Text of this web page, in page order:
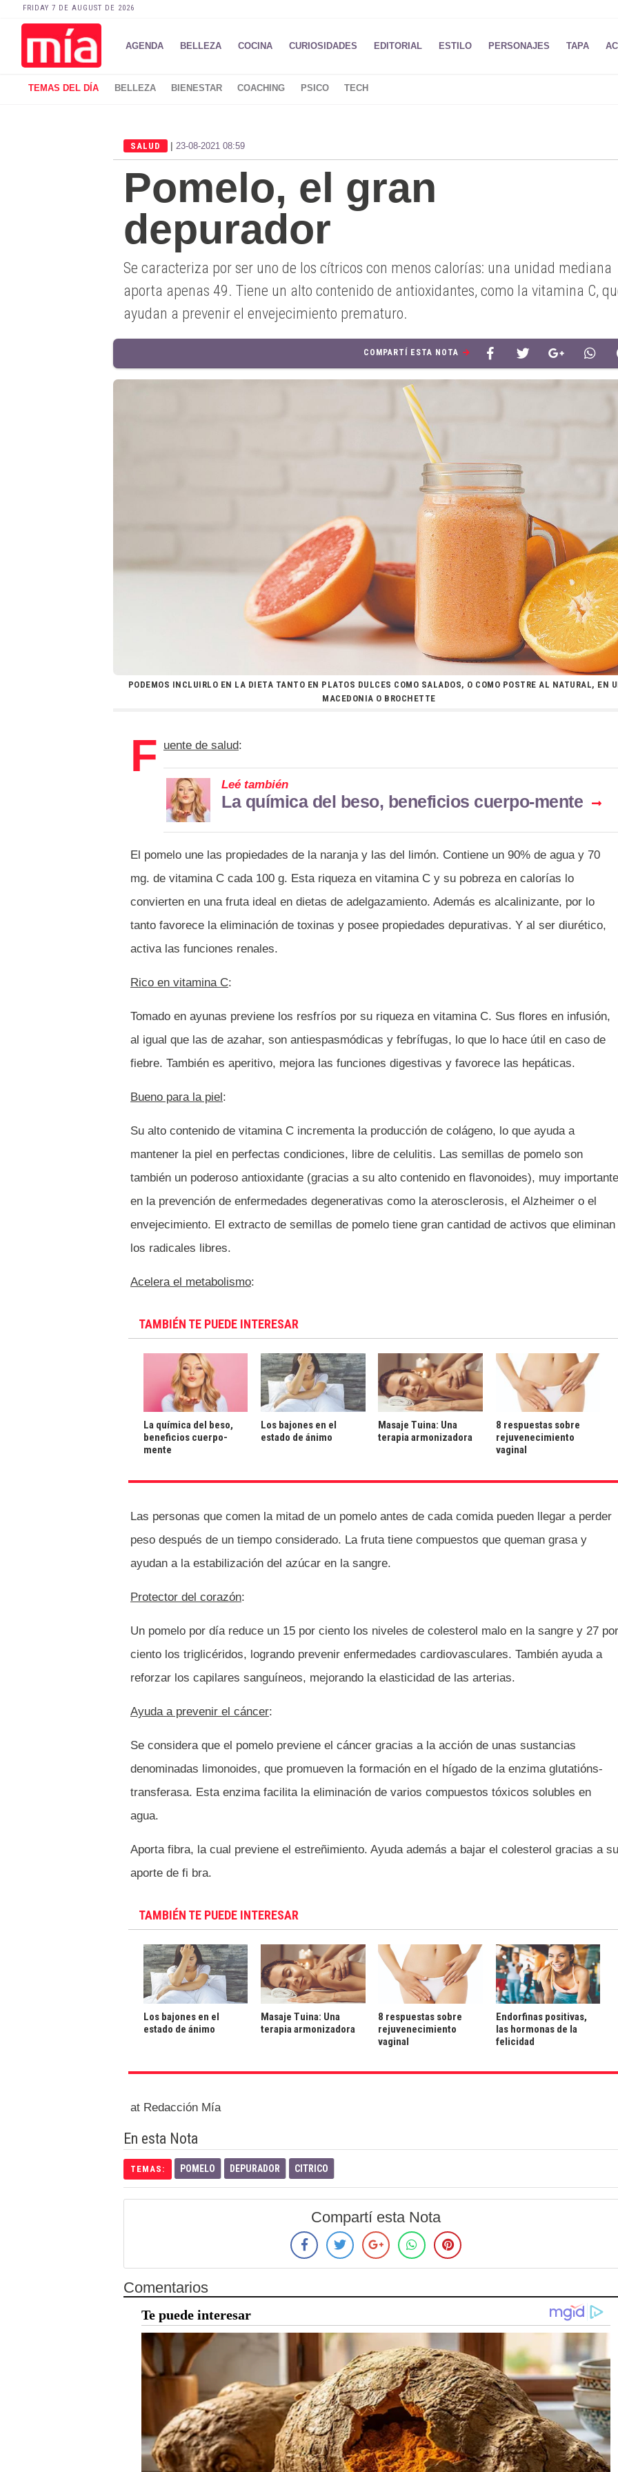
FRIDAY 7 DE AUGUST DE 2026
AGENDA BELLEZA COCINA CURIOSIDADES EDITORIAL ESTILO PERSONAJES TAPA
TEMAS DEL DÍA BELLEZA BIENESTAR COACHING PSICO TECH
SALUD | 23-08-2021 08:59
Pomelo, el gran
depurador
Se caracteriza por ser uno de los cítricos con menos calorías: una unidad mediana
aporta apenas 49. Tiene un alto contenido de antioxidantes, como la vitamina C,
ayudan a prevenir el envejecimiento prematuro.
COMPARTÍ ESTA NOTA
PODEMOS INCLUIRLO EN LA DIETA TANTO EN PLATOS DULCES COMO SALADOS, O COMO POSTRE AL NATURAL, EN
MACEDONIA O BROCHETTE
F uente de salud:
Leé también
La química del beso, beneficios cuerpo-mente
El pomelo une las propiedades de la naranja y las del limón. Contiene un 90% de agua y 70
mg. de vitamina C cada 100 g. Esta riqueza en vitamina C y su pobreza en calorías lo
convierten en una fruta ideal en dietas de adelgazamiento. Además es alcalinizante, por lo
tanto favorece la eliminación de toxinas y posee propiedades depurativas. Y al ser diurético,
activa las funciones renales.
Rico en vitamina C:
Tomado en ayunas previene los resfríos por su riqueza en vitamina C. Sus flores en infusión,
al igual que las de azahar, son antiespasmódicas y febrífugas, lo que lo hace útil en caso de
fiebre. También es aperitivo, mejora las funciones digestivas y favorece las hepáticas.
Bueno para la piel:
Su alto contenido de vitamina C incrementa la producción de colágeno, lo que ayuda a
mantener la piel en perfectas condiciones, libre de celulitis. Las semillas de pomelo son
también un poderoso antioxidante (gracias a su alto contenido en flavonoides), muy importante
en la prevención de enfermedades degenerativas como la aterosclerosis, el Alzheimer o el
envejecimiento. El extracto de semillas de pomelo tiene gran cantidad de activos que eliminan
los radicales libres.
Acelera el metabolismo:
TAMBIÉN TE PUEDE INTERESAR
La química del beso,
beneficios cuerpo-
mente
Los bajones en el
estado de ánimo
Masaje Tuina: Una
terapia armonizadora
8 respuestas sobre
rejuvenecimiento
vaginal
Las personas que comen la mitad de un pomelo antes de cada comida pueden llegar a perder
peso después de un tiempo considerado. La fruta tiene compuestos que queman grasa y
ayudan a la estabilización del azúcar en la sangre.
Protector del corazón:
Un pomelo por día reduce un 15 por ciento los niveles de colesterol malo en la sangre y 27 por
ciento los triglicéridos, logrando prevenir enfermedades cardiovasculares. También ayuda a
reforzar los capilares sanguíneos, mejorando la elasticidad de las arterias.
Ayuda a prevenir el cáncer:
Se considera que el pomelo previene el cáncer gracias a la acción de unas sustancias
denominadas limonoides, que promueven la formación en el hígado de la enzima glutatións-
transferasa. Esta enzima facilita la eliminación de varios compuestos tóxicos solubles en
agua.
Aporta fibra, la cual previene el estreñimiento. Ayuda además a bajar el colesterol gracias a su
aporte de fi bra.
TAMBIÉN TE PUEDE INTERESAR
Los bajones en el
estado de ánimo
Masaje Tuina: Una
terapia armonizadora
8 respuestas sobre
rejuvenecimiento
vaginal
Endorfinas positivas,
las hormonas de la
felicidad
at Redacción Mía
En esta Nota
TEMAS: POMELO DEPURADOR CITRICO
Compartí esta Nota
Comentarios